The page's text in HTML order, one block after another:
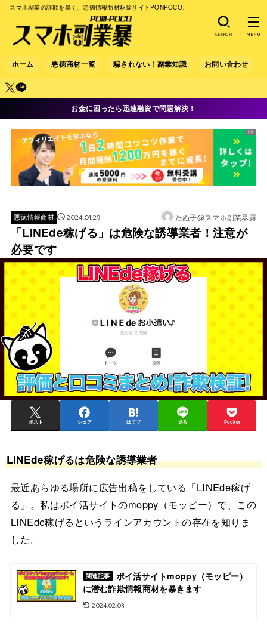
スマホ副業の詐欺を暴く、悪徳情報商材駆除サイトPONPOCO。
ホーム 悪徳商材一覧 騙されない！副業知識 お問い合わせ
SEARCH MENU
お金に困ったら迅速融資で問題解決！
悪徳情報商材 2024.01.29 たぬ子@スマホ副業暴露
「LINEde稼げる」は危険な誘導業者！注意が
必要です
ポスト シェア はてブ 送る Pocket
LINEde稼げるは危険な誘導業者
最近あらゆる場所に広告出稿をしている「LINEde稼げ
る」。私はポイ活サイトのmoppy（モッピー）で、この
LINEde稼げるというラインアカウントの存在を知りま
した。
関連記事
ポイ活サイトmoppy（モッピー）
に潜む詐欺情報商材を暴きます
2024.02.03